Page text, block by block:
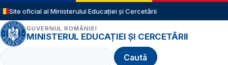
Sari la conținutul principal
Site oficial al Ministerului Educației și Cercetării
GUVERNUL ROMÂNIEI
MINISTERUL EDUCAȚIEI ȘI CERCETĂRII
Caută